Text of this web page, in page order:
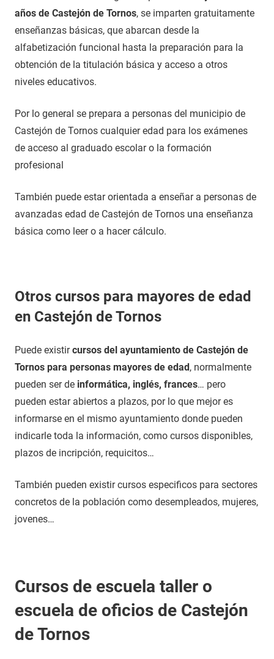
años de Castejón de Tornos, se imparten gratuitamente
enseñanzas básicas, que abarcan desde la
alfabetización funcional hasta la preparación para la
obtención de la titulación básica y acceso a otros
niveles educativos.
Por lo general se prepara a personas del municipio de
Castejón de Tornos cualquier edad para los exámenes
de acceso al graduado escolar o la formación
profesional
También puede estar orientada a enseñar a personas de
avanzadas edad de Castejón de Tornos una enseñanza
básica como leer o a hacer cálculo.
Otros cursos para mayores de edad
en Castejón de Tornos
Puede existircursos del ayuntamiento de Castejón de
Tornos para personas mayores de edad, normalmente
pueden ser de informática, inglés, frances… pero
pueden estar abiertos a plazos, por lo que mejor es
informarse en el mismo ayuntamiento donde pueden
indicarle toda la información, como cursos disponibles,
plazos de incripción, requicitos…
También pueden existir cursos especificos para sectores
concretos de la población como desempleados, mujeres,
jovenes…
Cursos de escuela taller o
escuela de oficios de Castejón
de Tornos